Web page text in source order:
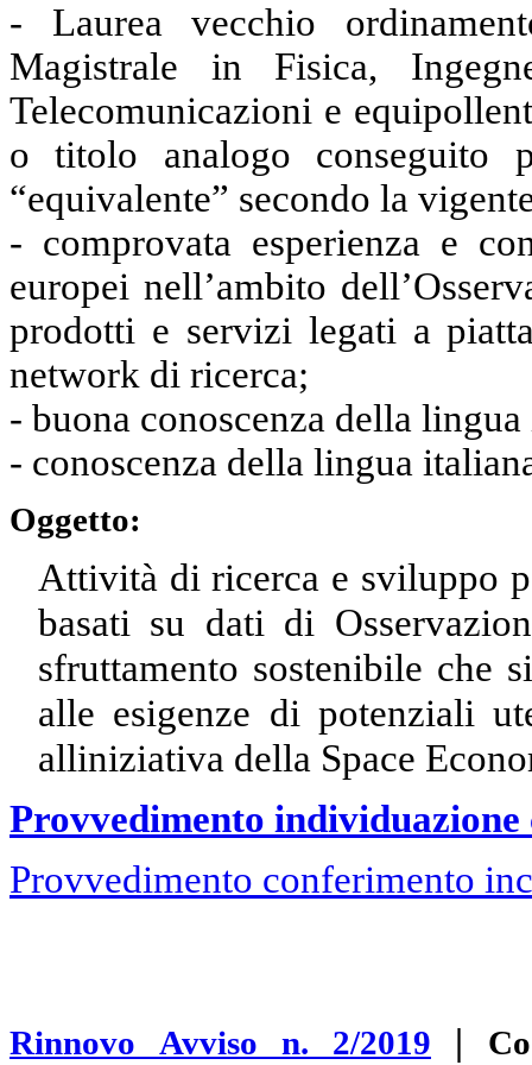
- Laurea vecchio
Magistrale in Fisica,
Telecomunicazioni e
o titolo analogo conseguito
“equivalente” secondo la
- comprovata esperienza e
europei nell’ambito
prodotti e servizi legati a
network di ricerca;
- buona conoscenza della
- conoscenza della lingua
Oggetto:
Attività di ricerca e sviluppo
basati su dati di
sfruttamento sostenibile che
alle esigenze di potenziali
alliniziativa della Space
Provvedimento individuazione
Provvedimento conferimento
Rinnovo Avviso n. 2/2019 |